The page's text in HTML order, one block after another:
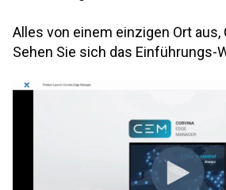
Alles von einem einzigen Ort aus,
Sehen Sie sich das Einführungs-